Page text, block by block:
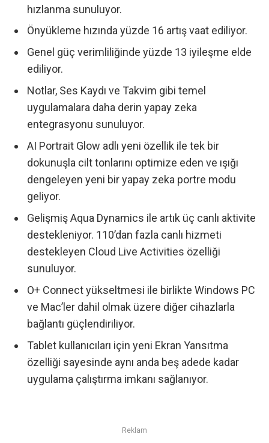
hızlanma sunuluyor.
Önyükleme hızında yüzde 16 artış vaat ediliyor.
Genel güç verimliliğinde yüzde 13 iyileşme elde
ediliyor.
Notlar, Ses Kaydı ve Takvim gibi temel
uygulamalara daha derin yapay zeka
entegrasyonu sunuluyor.
AI Portrait Glow adlı yeni özellik ile tek bir
dokunuşla cilt tonlarını optimize eden ve ışığı
dengeleyen yeni bir yapay zeka portre modu
geliyor.
Gelişmiş Aqua Dynamics ile artık üç canlı aktivite
destekleniyor. 110’dan fazla canlı hizmeti
destekleyen Cloud Live Activities özelliği
sunuluyor.
O+ Connect yükseltmesi ile birlikte Windows PC
ve Mac’ler dahil olmak üzere diğer cihazlarla
bağlantı güçlendiriliyor.
Tablet kullanıcıları için yeni Ekran Yansıtma
özelliği sayesinde aynı anda beş adede kadar
uygulama çalıştırma imkanı sağlanıyor.
Reklam